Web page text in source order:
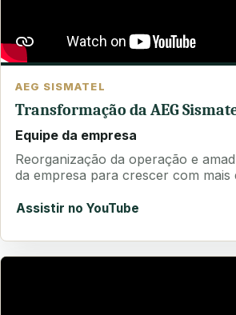
AEG SISMATEL
Transformação da AEG
Equipe da empresa
Reorganização da operação e
da empresa para crescer com mais
Assistir no YouTube